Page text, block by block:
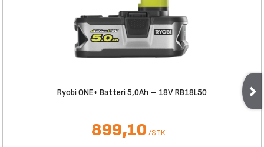
Ryobi ONE+ Batteri 5,0Ah – 18V RB18L50
899,10 /STK